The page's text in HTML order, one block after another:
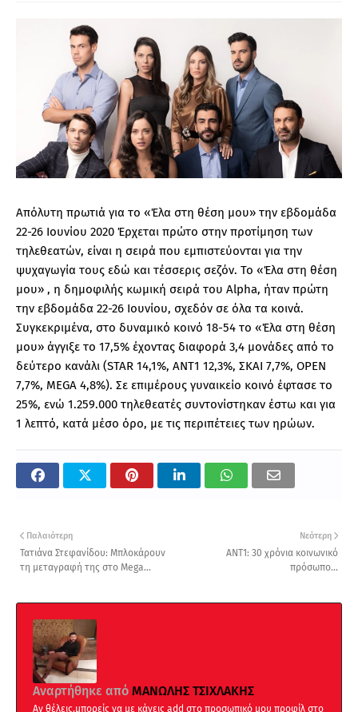
Aπόλυτη πρωτιά για το «Έλα στη θέση μου» την εβδομάδα
22-26 Ιουνίου 2020 Έρχεται πρώτο στην προτίμηση των
τηλεθεατών, είναι η σειρά που εμπιστεύονται για την
ψυχαγωγία τους εδώ και τέσσερις σεζόν. Το «Έλα στη θέση
μου» , η δημοφιλής κωμική σειρά του Alpha, ήταν πρώτη
την εβδομάδα 22-26 Ιουνίου, σχεδόν σε όλα τα κοινά.
Συγκεκριμένα, στο δυναμικό κοινό 18-54 το «Έλα στη θέση
μου» άγγιξε το 17,5% έχοντας διαφορά 3,4 μονάδες από το
δεύτερο κανάλι (STAR 14,1%, ΑΝΤ1 12,3%, ΣΚΑΙ 7,7%, OPEN
7,7%, MEGA 4,8%). Σε επιμέρους γυναικείο κοινό έφτασε το
25%, ενώ 1.259.000 τηλεθεατές συντονίστηκαν έστω και για
1 λεπτό, κατά μέσο όρο, με τις περιπέτειες των ηρώων.
Νεότερη
ΑΝΤ1: 30 χρόνια κοινωνικό
πρόσωπο...
Παλαιότερη
Τατιάνα Στεφανίδου: Μπλοκάρουν
τη μεταγραφή της στο Mega...
Αναρτήθηκε από ΜΑΝΩΛΗΣ ΤΣΙΧΛΑΚΗΣ
Αν θέλεις,μπορείς να με κάνεις add στο προσωπικό μου προφίλ στο